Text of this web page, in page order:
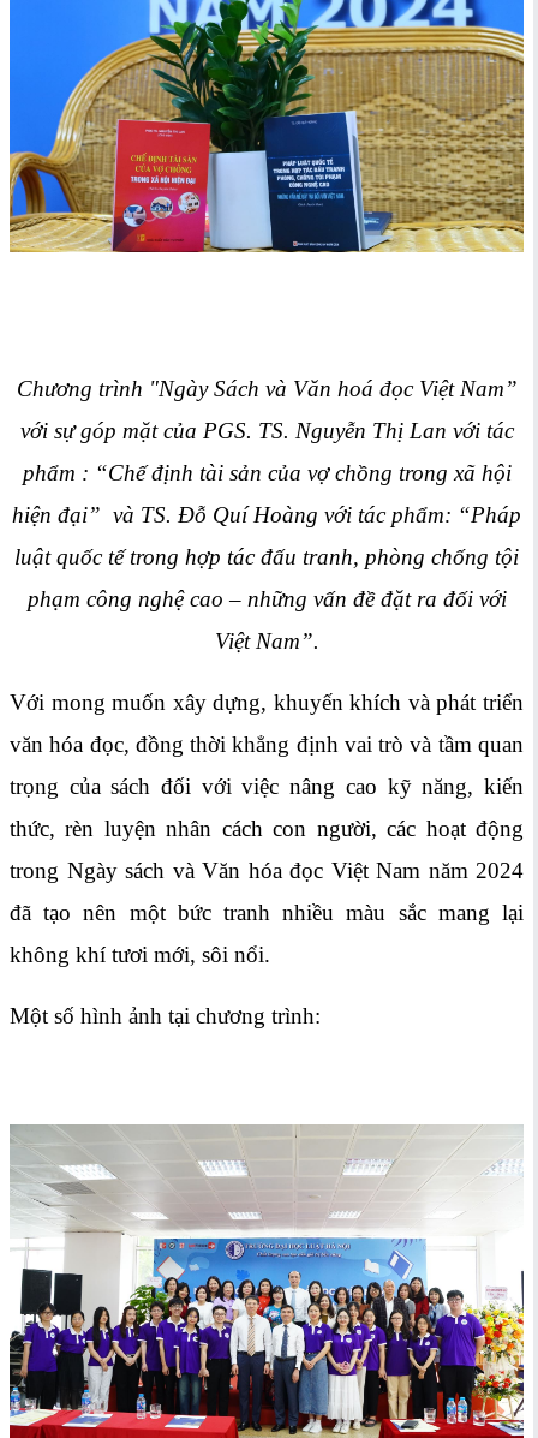
Chương trình "Ngày Sách và Văn hoá đọc Việt Nam”
với sự góp mặt của PGS. TS. Nguyễn Thị Lan với tác
phẩm : “Chế định tài sản của vợ chồng trong xã hội
hiện đại” và TS. Đỗ Quí Hoàng với tác phẩm: “Pháp
luật quốc tế trong hợp tác đấu tranh, phòng chống tội
phạm công nghệ cao – những vấn đề đặt ra đối với
Việt Nam”.
Với mong muốn xây dựng, khuyến khích và phát triển
văn hóa đọc, đồng thời khẳng định vai trò và tầm quan
trọng của sách đối với việc nâng cao kỹ năng, kiến
thức, rèn luyện nhân cách con người, các hoạt động
trong Ngày sách và Văn hóa đọc Việt Nam năm 2024
đã tạo nên một bức tranh nhiều màu sắc mang lại
không khí tươi mới, sôi nổi.
Một số hình ảnh tại chương trình: